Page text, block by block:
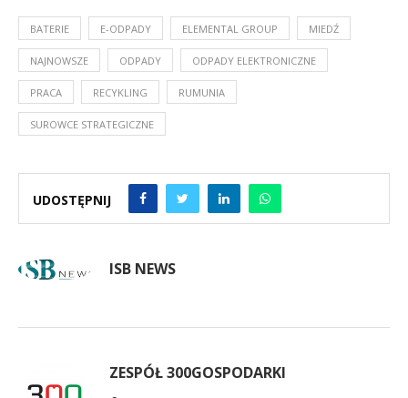
BATERIE E-ODPADY ELEMENTAL GROUP MIEDŹ
NAJNOWSZE ODPADY ODPADY ELEKTRONICZNE
PRACA RECYKLING RUMUNIA
SUROWCE STRATEGICZNE
UDOSTĘPNIJ
ISB NEWS
ZESPÓŁ 300GOSPODARKI